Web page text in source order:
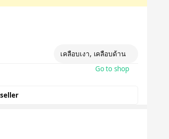
เคลือบเงา, เคลือบด้าน
Go to shop